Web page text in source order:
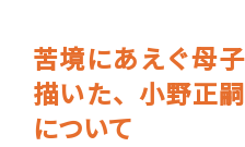
苦境にあえぐ母
描いた、小野正
について